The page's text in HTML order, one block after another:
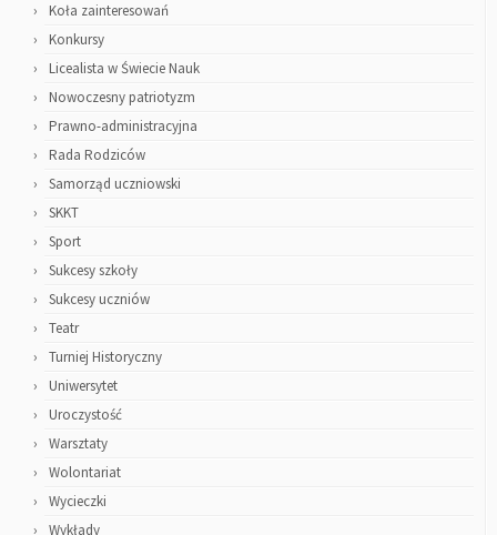
Koła zainteresowań
Konkursy
Licealista w Świecie Nauk
Nowoczesny patriotyzm
Prawno-administracyjna
Rada Rodziców
Samorząd uczniowski
SKKT
Sport
Sukcesy szkoły
Sukcesy uczniów
Teatr
Turniej Historyczny
Uniwersytet
Uroczystość
Warsztaty
Wolontariat
Wycieczki
Wykłady